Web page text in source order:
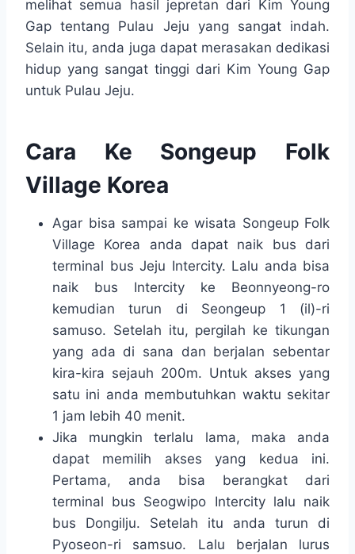
melihat semua hasil jepretan dari Kim Young
Gap tentang Pulau Jeju yang sangat indah.
Selain itu, anda juga dapat merasakan dedikasi
hidup yang sangat tinggi dari Kim Young Gap
untuk Pulau Jeju.
Cara Ke Songeup Folk
Village Korea
Agar bisa sampai ke wisata Songeup Folk
Village Korea anda dapat naik bus dari
terminal bus Jeju Intercity. Lalu anda bisa
naik bus Intercity ke Beonnyeong-ro
kemudian turun di Seongeup 1 (il)-ri
samuso. Setelah itu, pergilah ke tikungan
yang ada di sana dan berjalan sebentar
kira-kira sejauh 200m. Untuk akses yang
satu ini anda membutuhkan waktu sekitar
1 jam lebih 40 menit.
Jika mungkin terlalu lama, maka anda
dapat memilih akses yang kedua ini.
Pertama, anda bisa berangkat dari
terminal bus Seogwipo Intercity lalu naik
bus Dongilju. Setelah itu anda turun di
Pyoseon-ri samsuo. Lalu berjalan lurus